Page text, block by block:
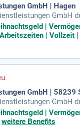
GmbH | Hagen
GmbH
Brückenkranführer,
|
| Vollzeit
GmbH | 58239
GmbH
Brückenkranführer,
|
weitere Benefits